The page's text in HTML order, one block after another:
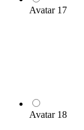
Avatar 17
Avatar 18